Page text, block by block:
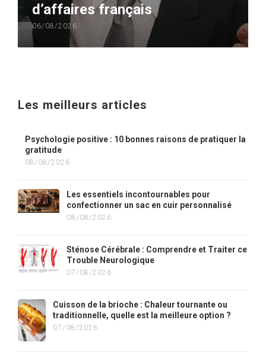
d’affaires français
06/08/2026
Les meilleurs articles
Psychologie positive : 10 bonnes raisons de pratiquer la
gratitude
08/08/2026
Les essentiels incontournables pour
confectionner un sac en cuir personnalisé
08/08/2026
Sténose Cérébrale : Comprendre et Traiter ce
Trouble Neurologique
07/08/2026
Cuisson de la brioche : Chaleur tournante ou
traditionnelle, quelle est la meilleure option ?
07/08/2026